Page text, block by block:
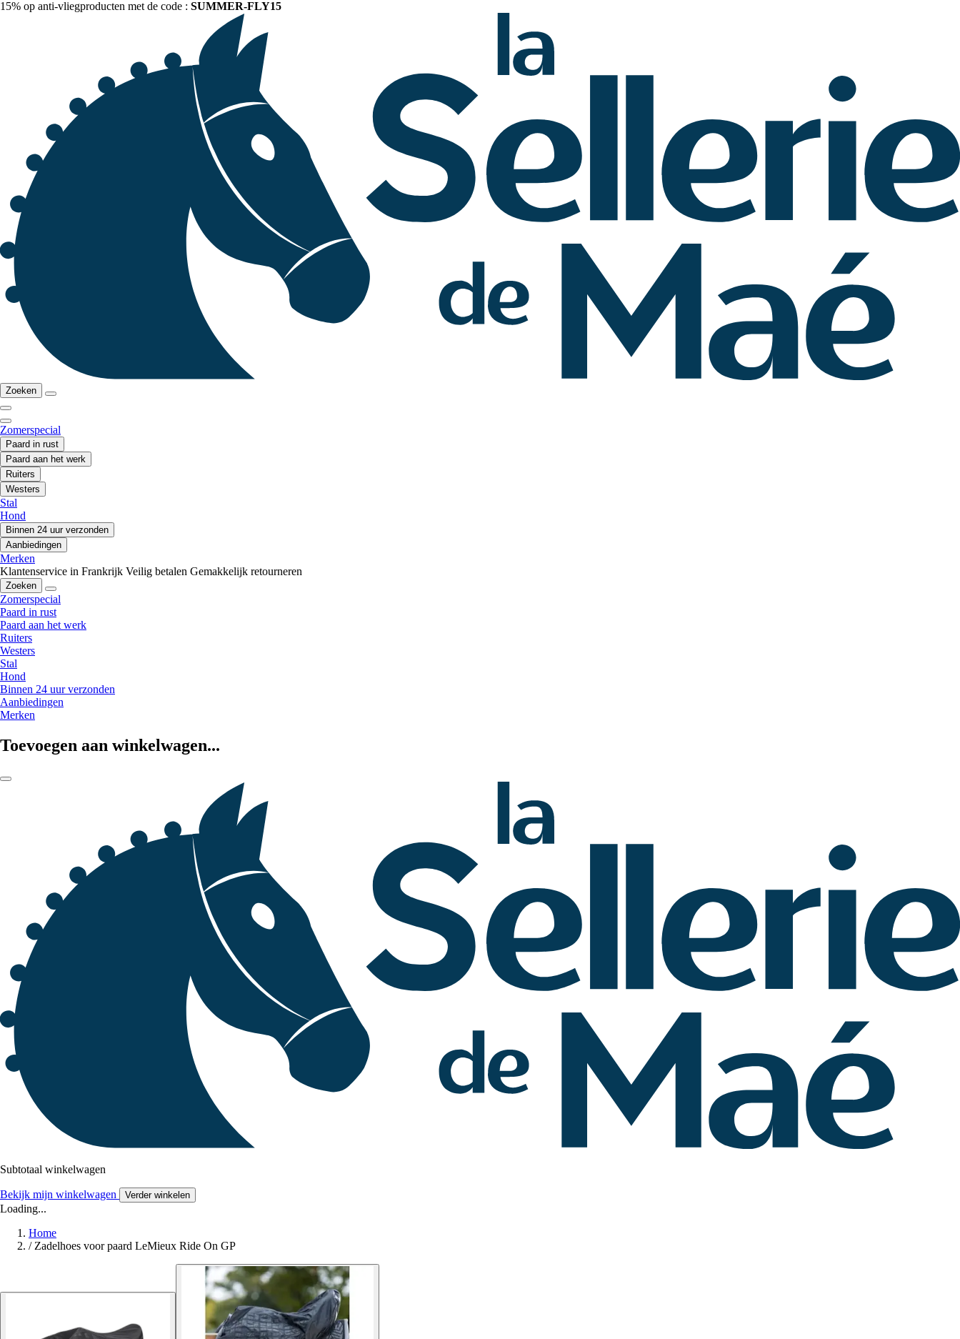
15% op anti-vliegproducten met de code : SUMMER-FLY15
Zoeken
Zomerspecial
Paard in rust
Paard aan het werk
Ruiters
Westers
Stal
Hond
Binnen 24 uur verzonden
Aanbiedingen
Merken
Klantenservice in Frankrijk Veilig betalen Gemakkelijk retourneren
Zoeken
Zomerspecial
Paard in rust
Paard aan het werk
Ruiters
Westers
Stal
Hond
Binnen 24 uur verzonden
Aanbiedingen
Merken
Toevoegen aan winkelwagen...
Subtotaal winkelwagen
Bekijk mijn winkelwagen Verder winkelen
Loading...
Home
/ Zadelhoes voor paard LeMieux Ride On GP